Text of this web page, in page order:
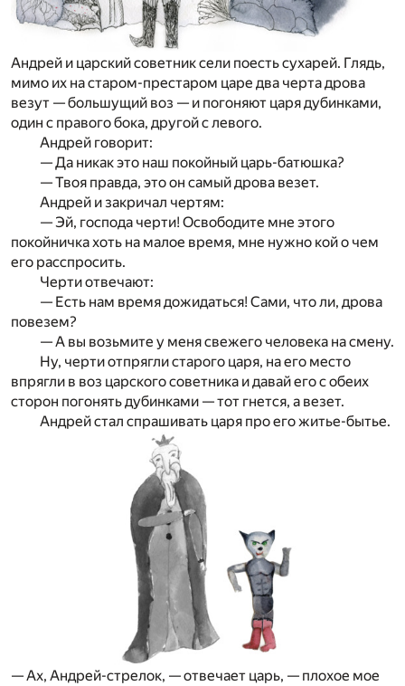
Андрей и царский советник сели поесть сухарей. Глядь,
мимо их на старом-престаром царе два черта дрова
везут — большущий воз — и погоняют царя дубинками,
один с правого бока, другой с левого.
Андрей говорит:
— Да никак это наш покойный царь-батюшка?
— Твоя правда, это он самый дрова везет.
Андрей и закричал чертям:
— Эй, господа черти! Освободите мне этого
покойничка хоть на малое время, мне нужно кой о чем
его расспросить.
Черти отвечают:
— Есть нам время дожидаться! Сами, что ли, дрова
повезем?
— А вы возьмите у меня свежего человека на смену.
Ну, черти отпрягли старого царя, на его место
впрягли в воз царского советника и давай его с обеих
сторон погонять дубинками — тот гнется, а везет.
Андрей стал спрашивать царя про его житье-бытье.
— Ах, Андрей-стрелок, — отвечает царь, — плохое мое